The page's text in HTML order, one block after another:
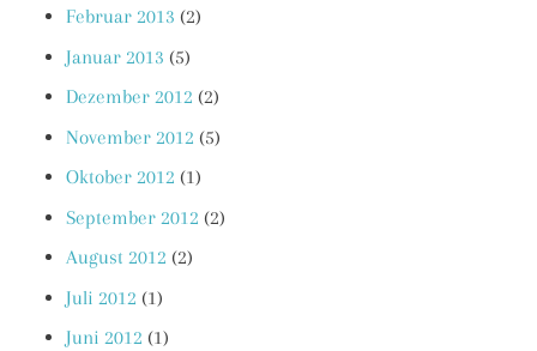
Februar 2013 (2)
Januar 2013 (5)
Dezember 2012 (2)
November 2012 (5)
Oktober 2012 (1)
September 2012 (2)
August 2012 (2)
Juli 2012 (1)
Juni 2012 (1)